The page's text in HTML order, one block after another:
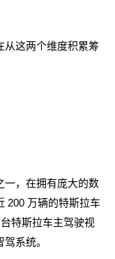
从这两个维度积累筹
一，在拥有庞大的数
200 万辆的特斯拉车
特斯拉车主驾驶视
系统。